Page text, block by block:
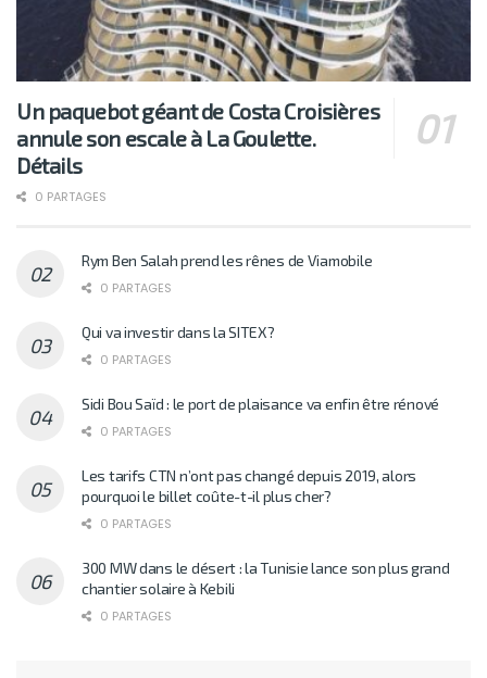
Un paquebot géant de Costa Croisières
annule son escale à La Goulette.
Détails
0 PARTAGES
Rym Ben Salah prend les rênes de Viamobile
0 PARTAGES
Qui va investir dans la SITEX?
0 PARTAGES
Sidi Bou Saïd : le port de plaisance va enfin être rénové
0 PARTAGES
Les tarifs CTN n’ont pas changé depuis 2019, alors
pourquoi le billet coûte-t-il plus cher?
0 PARTAGES
300 MW dans le désert : la Tunisie lance son plus grand
chantier solaire à Kebili
0 PARTAGES